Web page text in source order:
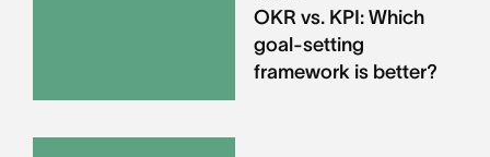
OKR vs. KPI: Which
goal-setting
framework is better?